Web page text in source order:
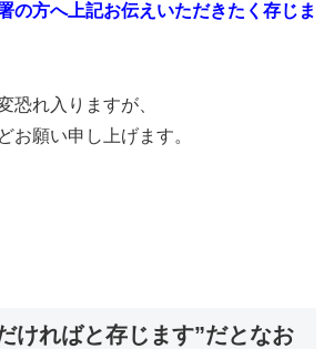
の方へ上記お伝えいただきたく存じま
恐れ入りますが、
お願い申し上げます。
ければと存じます”だとなお